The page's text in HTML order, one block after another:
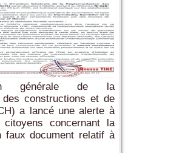
générale de la
des constructions et de
a lancé une alerte à
citoyens concernant la
faux document relatif à